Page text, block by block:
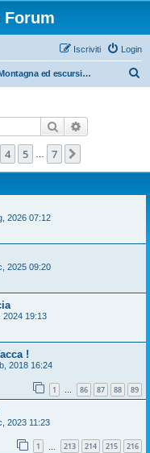
Forum
Login
Iscriviti
Montagna ed escursioni
Cerca
4 5 7
2026 07:12
2025 09:20
2024 19:13
!
2018 16:24
1 … 86 87 88 89
2023 11:23
1 213 214 215 216